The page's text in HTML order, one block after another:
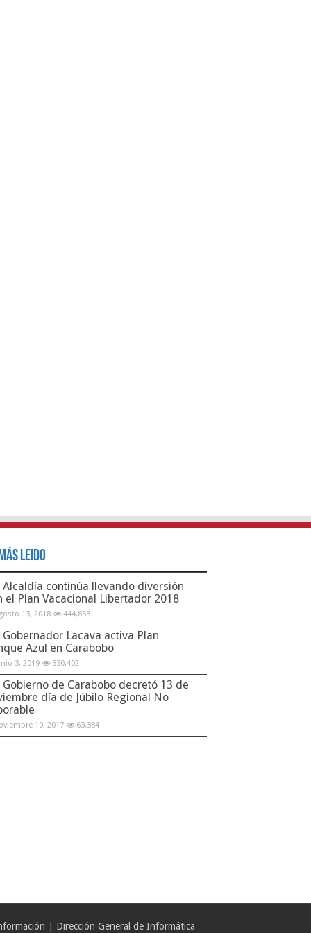
Leido
Alcaldía continúa llevando diversión
el Plan Vacacional Libertador 2018
13, 2018 444,853
Gobernador Lacava activa Plan
Azul en Carabobo
3, 2019 330,402
Gobierno de Carabobo decretó 13 de
día de Júbilo Regional No
10, 2017 63,384
| Dirección General de Informática